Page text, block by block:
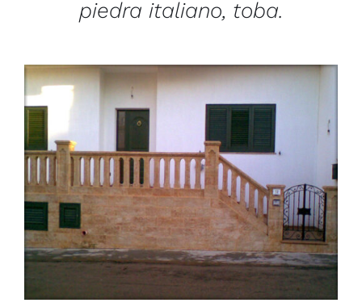
piedra italiano, toba.
DETAILS